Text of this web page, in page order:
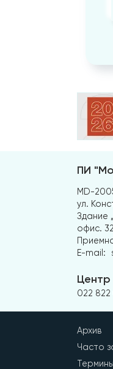
ПИ
MD-
ул.
Здание
офис.
E-mail:
Центр
022
Архив
Часто